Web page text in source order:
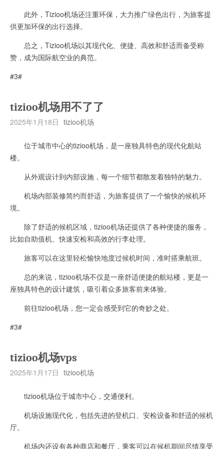
此外，Tizioo机场还注重环保，大力推广绿色出行，为旅客提
供更加环保的出行选择。
总之，Tizioo机场以其现代化、便捷、高效和舒适而备受称
赞，成为国际航空业的典范。
#3#
tizioo机场用不了了
2025年1月18日 tizioo机场
位于城市中心的tizioo机场，是一座独具特色的现代化航站
楼。
从外观设计到内部设施，每一个细节都散发着独特的魅力。
机场内部装修简约而舒适，为旅客提供了一个愉快的候机环
境。
除了舒适的候机区域，tizioo机场还提供了各种便捷的服务，
比如自助值机、快速安检和高效的行李处理。
旅客可以在这里轻松愉快地度过候机时间，准时搭乘航班。
总的来说，tizioo机场不仅是一座舒适便捷的航站楼，更是一
座独具特色的设计建筑，吸引着众多旅客前来体验。
前往tizioo机场，您一定会感受到它的奇妙之处。
#3#
tizioo机场vps
2025年1月17日 tizioo机场
tizioo机场位于城市中心，交通便利。
机场设施现代化，包括先进的登机口、安检设备和舒适的候机
厅。
机场内还设有各种商店和餐厅，乘客可以在候机期间尽情享受